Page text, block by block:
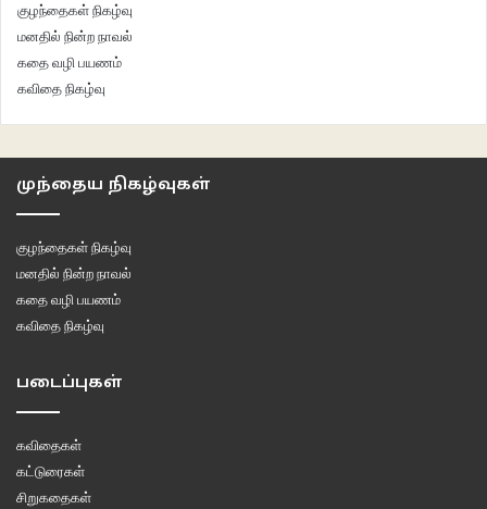
குழந்தைகள் நிகழ்வு
மனதில் நின்ற நாவல்
கதை வழி பயணம்
கவிதை நிகழ்வு
முந்தைய நிகழ்வுகள்
குழந்தைகள் நிகழ்வு
மனதில் நின்ற நாவல்
கதை வழி பயணம்
கவிதை நிகழ்வு
படைப்புகள்
கவிதைகள்
கட்டுரைகள்
சிறுகதைகள்